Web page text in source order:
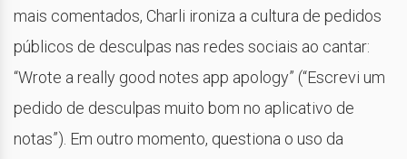
mais comentados, Charli ironiza a cultura de pedidos
públicos de desculpas nas redes sociais ao cantar:
“Wrote a really good notes app apology” (“Escrevi um
pedido de desculpas muito bom no aplicativo de
notas”). Em outro momento, questiona o uso da